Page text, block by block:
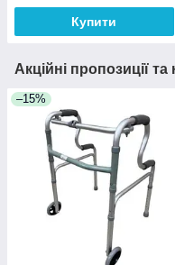
Купити
Акційні пропозиції
–15%